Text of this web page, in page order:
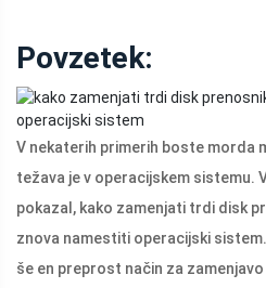
Povzetek:
V nekaterih primerih boste morda
težava je v operacijskem sistemu.
pokazal, kako zamenjati trdi disk
znova namestiti operacijski
še en preprost način za